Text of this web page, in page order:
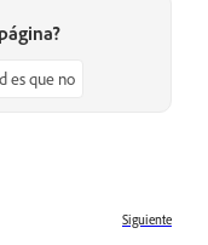
es que no
Siguiente